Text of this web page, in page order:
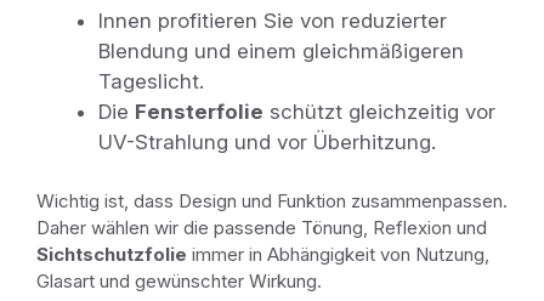
Innen profitieren Sie von reduzierter
Blendung und einem gleichmäßigeren
Tageslicht.
Die Fensterfolie schützt gleichzeitig vor
UV-Strahlung und vor Überhitzung.
Wichtig ist, dass Design und Funktion zusammenpassen.
Daher wählen wir die passende Tönung, Reflexion und
Sichtschutzfolie immer in Abhängigkeit von Nutzung,
Glasart und gewünschter Wirkung.